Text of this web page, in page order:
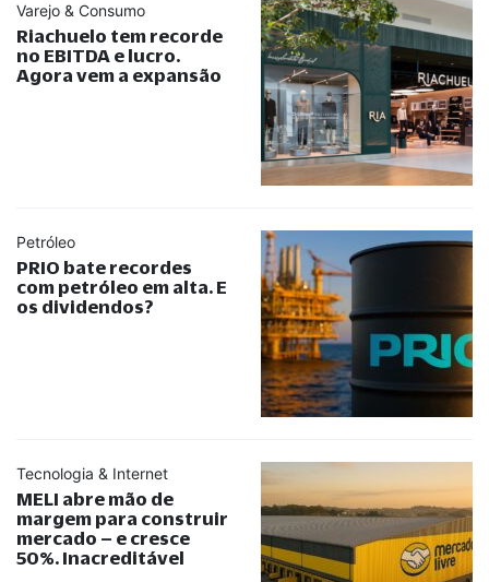
Varejo & Consumo
Riachuelo tem recorde
no EBITDA e lucro.
Agora vem a expansão
Petróleo
PRIO bate recordes
com petróleo em alta. E
os dividendos?
Tecnologia & Internet
MELI abre mão de
margem para construir
mercado – e cresce
50%. Inacreditável